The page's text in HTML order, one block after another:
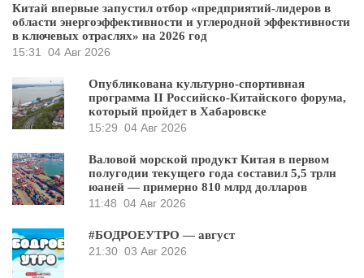
Китай впервые запустил отбор «предприятий-лидеров в
области энергоэффективности и углеродной эффективности
в ключевых отраслях» на 2026 год
15:31 04 Авг 2026
Опубликована культурно-спортивная
программа II Российско-Китайского форума,
который пройдет в Хабаровске
15:29 04 Авг 2026
Валовой морской продукт Китая в первом
полугодии текущего года составил 5,5 трлн
юаней — примерно 810 млрд долларов
11:48 04 Авг 2026
#БОДРОЕУТРО — август
21:30 03 Авг 2026